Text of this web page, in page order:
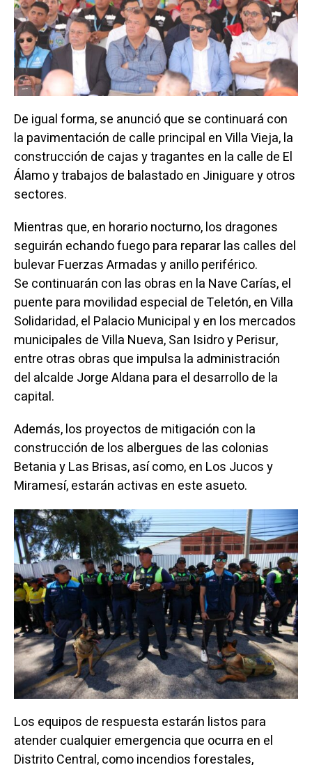
De igual forma, se anunció que se continuará con
la pavimentación de calle principal en Villa Vieja, la
construcción de cajas y tragantes en la calle de El
Álamo y trabajos de balastado en Jiniguare y otros
sectores.
Mientras que, en horario nocturno, los dragones
seguirán echando fuego para reparar las calles del
bulevar Fuerzas Armadas y anillo periférico.
Se continuarán con las obras en la Nave Carías, el
puente para movilidad especial de Teletón, en Villa
Solidaridad, el Palacio Municipal y en los mercados
municipales de Villa Nueva, San Isidro y Perisur,
entre otras obras que impulsa la administración
del alcalde Jorge Aldana para el desarrollo de la
capital.
Además, los proyectos de mitigación con la
construcción de los albergues de las colonias
Betania y Las Brisas, así como, en Los Jucos y
Miramesí, estarán activas en este asueto.
Los equipos de respuesta estarán listos para
atender cualquier emergencia que ocurra en el
Distrito Central, como incendios forestales,